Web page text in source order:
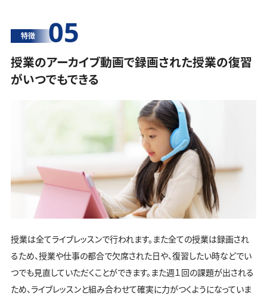
特徴 05
授業のアーカイブ動画で録画された授業の復習
がいつでもできる
授業は全てライブレッスンで行われます。また全ての授業は録画され
るため、授業や仕事の都合で欠席された日や、復習したい時などでい
つでも見直していただくことができます。また週１回の課題が出される
ため、ライブレッスンと組み合わせて確実に力がつくようになっていま